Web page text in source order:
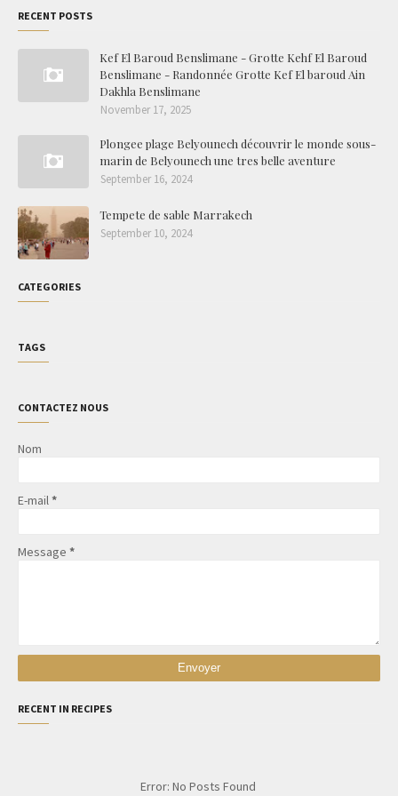
RECENT POSTS
Kef El Baroud Benslimane - Grotte Kehf El Baroud
Benslimane - Randonnée Grotte Kef El baroud Ain
Dakhla Benslimane
November 17, 2025
Plongee plage Belyounech découvrir le monde sous-
marin de Belyounech une tres belle aventure
September 16, 2024
Tempete de sable Marrakech
September 10, 2024
CATEGORIES
TAGS
CONTACTEZ NOUS
Nom
E-mail*
Message *
RECENT IN RECIPES
Error: No Posts Found